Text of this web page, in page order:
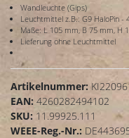
Wandleuchte (Gips)
Leuchtmittel z.B.: G9 HaloPin -
Maße: L 105 mm, B 75 mm, H
Lieferung ohne Leuchtmittel
Artikelnummer:
EAN: 4260282494102
SKU: 11.99925.111
WEEE-Reg.-Nr.: